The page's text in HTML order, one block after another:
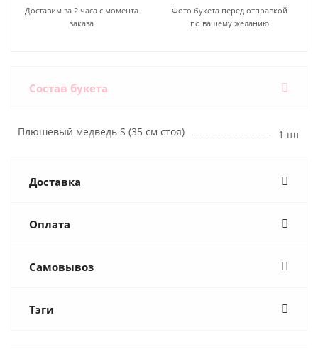
Доставим за 2 часа с момента
заказа
Фото букета перед отправкой
по вашему желанию
Состав букета
Плюшевый медведь S (35 см стоя) 1 шт
Доставка
Оплата
Самовывоз
Тэги